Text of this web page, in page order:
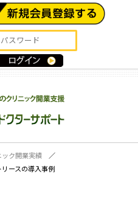
ック開業実績
リースの導入事例